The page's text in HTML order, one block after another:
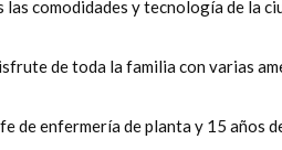
las comodidades y tecnología de la
de toda la familia con varias
de enfermería de planta y 15 años